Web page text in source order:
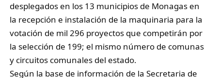
desplegados en los 13 municipios de Monagas en
la recepción e instalación de la maquinaria para la
votación de mil 296 proyectos que competirán por
la selección de 199; el mismo número de comunas
y circuitos comunales del estado.
Según la base de información de la Secretaria de